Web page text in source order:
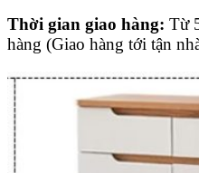
Thời gian giao hàng: Từ
hàng (Giao hàng tới tận